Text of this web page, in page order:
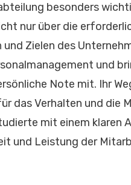
besonders
nur über die
Zielen des
und
Note mit. Ihr
das Verhalten und die
mit einem klaren
und Leistung der